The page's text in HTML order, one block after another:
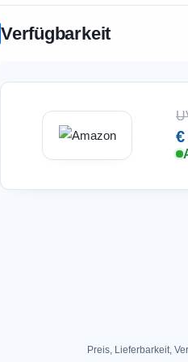
Verfügbarkeit
€
Preis, Lieferbarkeit,